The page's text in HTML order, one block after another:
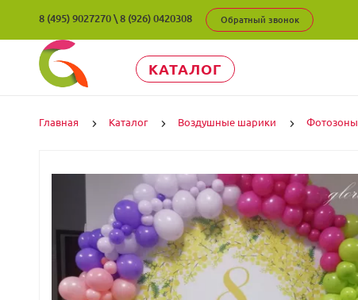
8 (495) 9027270 \ 8 (926) 0420308 Обратный звонок
КАТАЛОГ
Главная Каталог Воздушные шарики Фотозоны